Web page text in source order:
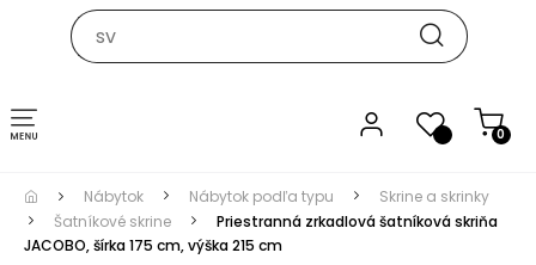
0
Toggle navigation
Nábytok Nábytok podľa typu
Skrine a skrinky
Šatníkové skrine
Priestranná zrkadlová šatníková skriňa
JACOBO, šírka 175 cm, výška 215 cm